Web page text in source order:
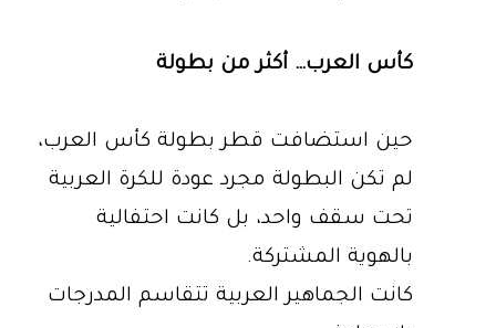
كأس العرب… أكثر من بطولة
حين استضافت قطر بطولة كأس العرب،
لم تكن البطولة مجرد عودة للكرة العربية
تحت سقف واحد، بل كانت احتفالية
بالهوية المشتركة.
كانت الجماهير العربية تتقاسم المدرجات